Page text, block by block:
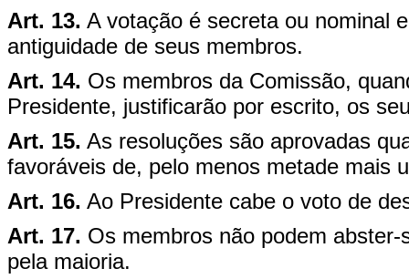
Art. 13. A votação é secreta ou nominal
antiguidade de seus membros.
Art. 14. Os membros da Comissão,
Presidente, justificarão por escrito, os
Art. 15. As resoluções são aprovadas
favoráveis de, pelo menos metade mais
Art. 16. Ao Presidente cabe o voto de
Art. 17. Os membros não podem
pela maioria.